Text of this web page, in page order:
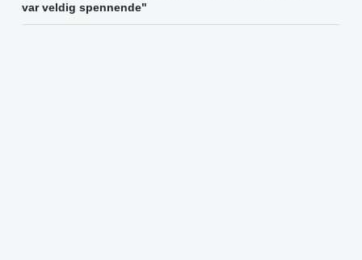
var veldig spennende"